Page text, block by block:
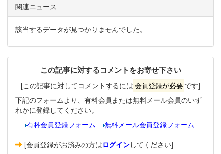
関連ニュース
該当するデータが見つかりませんでした。
この記事に対するコメントをお寄せ下さい
[この記事に対してコメントするには 会員登録が必要 です]
下記のフォームより、有料会員または無料メール会員のいず
れかに登録してください。
有料会員登録フォーム
無料メール会員登録フォーム
[会員登録がお済みの方はログインしてください]